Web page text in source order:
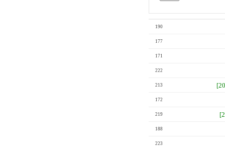
190
177
171
222
213
172
219
188
223